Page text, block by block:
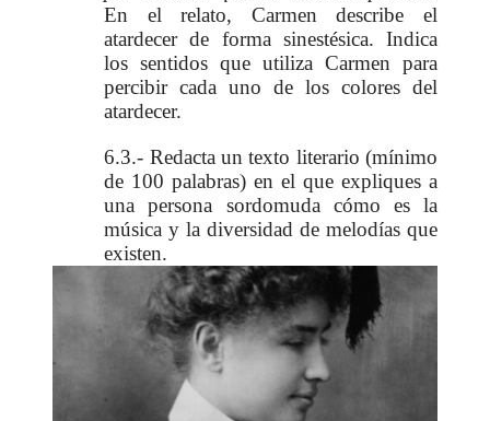
En el relato, Carmen describe el
atardecer de forma sinestésica. Indica
los sentidos que utiliza Carmen para
percibir cada uno de los colores del
atardecer.
6.3.- Redacta un texto literario (mínimo
de 100 palabras) en el que expliques a
una persona sordomuda cómo es la
música y la diversidad de melodías que
existen.